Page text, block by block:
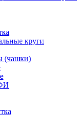
круги
(чашки)